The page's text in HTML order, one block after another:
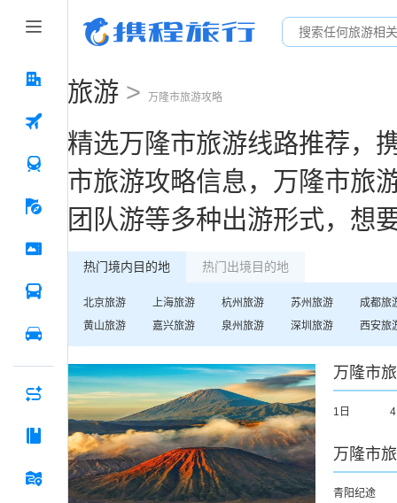
旅游 > 万隆市旅游攻略
精选万隆市旅游线路推荐，
市旅游攻略信息， 万隆市旅
团队游等多种出游形式，想
热门境内目的地 热门出境目的地
北京旅游 上海旅游 杭州旅游 苏州旅游 成都旅
黄山旅游 嘉兴旅游 泉州旅游 深圳 旅游 西安旅
万隆市
1日
万隆市
青阳纪途